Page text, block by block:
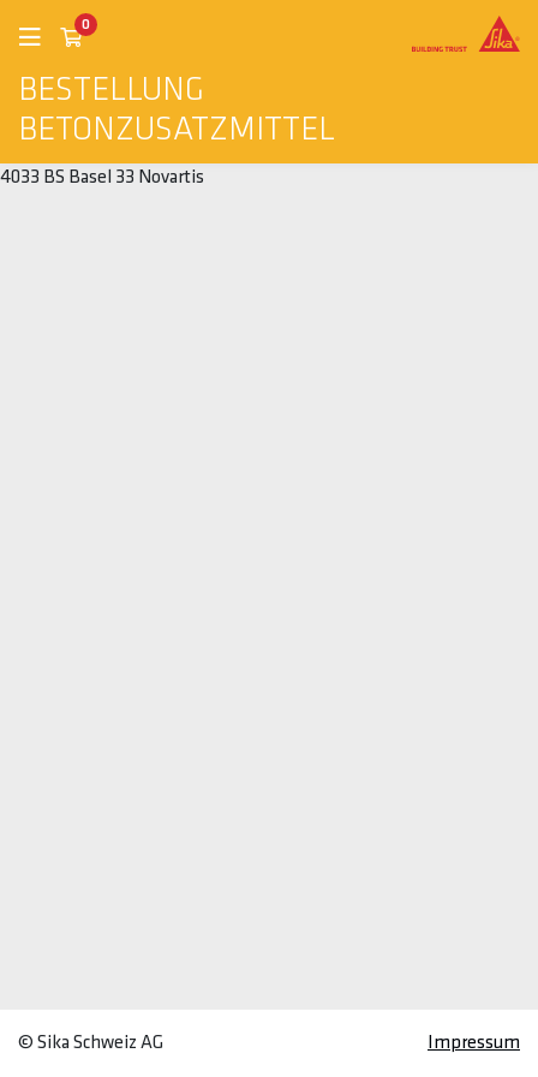
BESTELLUNG
BETONZUSATZMITTEL
0
4033 BS Basel 33 Novartis
© Sika Schweiz AG Impressum